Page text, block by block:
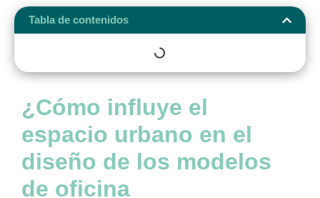
Tabla de contenidos
¿Cómo influye el
espacio urbano en el
diseño de los modelos
de oficina